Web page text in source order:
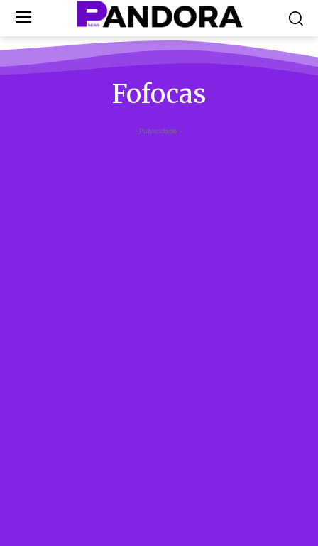
Fofocas
-Publicidade -